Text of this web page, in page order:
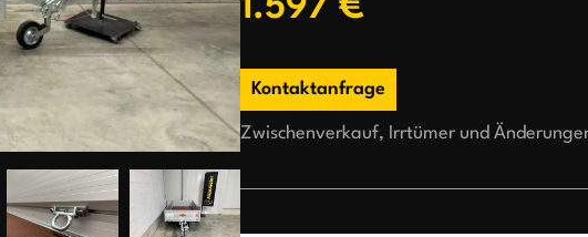
1.597 €
Kontaktanfrage
Zwischenverkauf, Irrtümer und